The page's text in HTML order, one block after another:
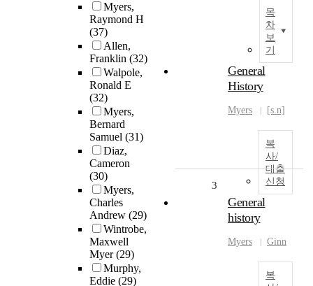
Myers,
Raymond H
(37)
Allen,
Franklin (32)
Walpole,
Ronald E
(32)
Myers,
Bernard
Samuel (31)
Diaz,
Cameron
(30)
Myers,
Charles
Andrew (29)
Wintrobe,
Maxwell
Myer(29)
Murphy,
Eddie (29)
목
차
보
기
General
History
Myers [s.n]
복
사/
대출
신청
3
General
history
Myers Ginn
복